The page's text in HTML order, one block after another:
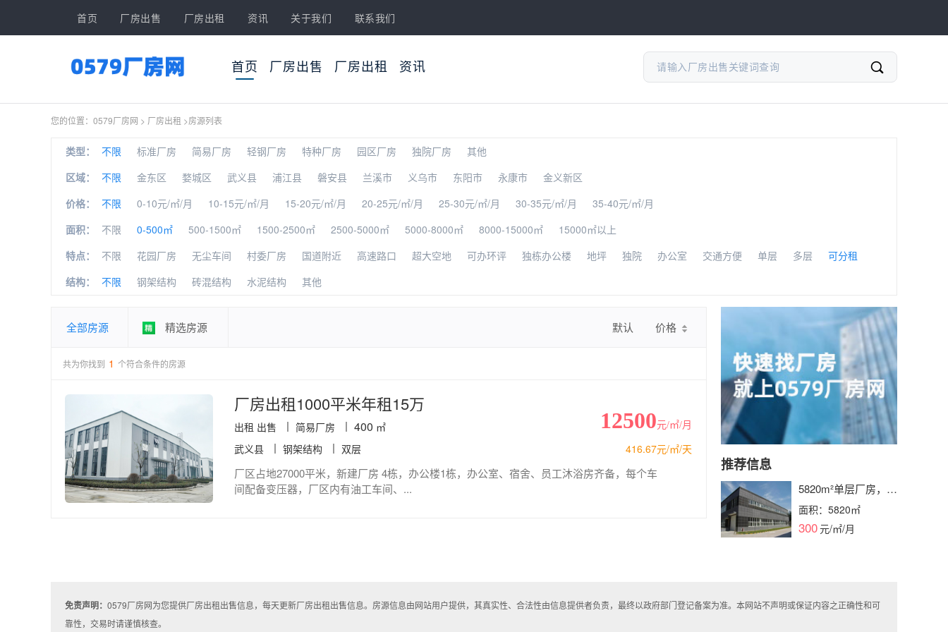
首页 厂房出售 厂房出租 资讯 关于我们 联系我们
首页 厂房出售 厂房出租 资讯
您的位置： 0579厂房网 > 厂房出租 >房源列表
类型： 不限 标准厂房 简易厂房 轻钢厂房 特种厂房 园区厂房 独院厂房
其他
区域：
不限 金东区 婺城区 武义县 浦江县 磐安县 兰溪市 义乌市 东阳市 永康市
金义新区
价格：
不限 0-10元/㎡/月 10-15元/㎡/月 15-20元/㎡/月 20-25元/㎡/月 25-30元/㎡/月 30-35元/㎡/月
35-40元/㎡/月
面积：
不限 0-500㎡ 500-1500㎡ 1500-2500㎡ 2500-5000㎡ 5000-8000㎡ 8000-15000㎡
15000㎡以上
特点：
不限 花园厂房 无尘车间 村委厂房 国道附近 高速路口 超大空地 可办环评 独栋办公楼 地坪 独院 办公室 交通方便 单层 多层
可分租
结构：
不限 钢架结构 砖混结构 水泥结构 其他
全部房源 精选房源 默认 价格
共为你找到 1 个符合条件的房源
厂房出租1000平米年租15万
出租 出售 简易厂房 400 ㎡
武义县
钢架结构 双层
厂区占地27000平米，新建厂房 4栋，办公楼1栋，办公室、宿舍、员工沐浴房齐备，每个车
间配备变压器，厂区内有油工车间、...
12500元/㎡/月
416.67元/㎡/天
推荐信息
5820m²单层厂房，产
证齐全，水电消防栓
配备，层高可选，即
租即用
面积：5820㎡
300元/㎡/月
免责声明： 0579厂房网为您提供厂房出租出售信息，每天更新厂房出租出售信息。房源信息由网站用户提供，其真实性、合法性由信息提供者负责，最终以政府部门登记备案为准。本网站不声明或保证内容之正确性和可
靠性，交易时请谨慎核查。